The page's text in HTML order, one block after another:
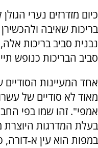
כיום מזדרזים נערי
בריכות שאיבה
נבנית סביב בריכות
סביב הבריכות כנופש
אחד המעיינות
מאוד לא סודיים של
אמפי". זהו שמו בפי
בעלת המדרגות היוצרת
במפות הוא עין